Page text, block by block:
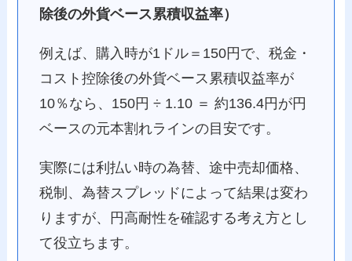
除後の外貨ベース累積収益率）
例えば、購入時が1ドル＝150円で、税金・
コスト控除後の外貨ベース累積収益率が
10％なら、150円 ÷ 1.10 ＝ 約136.4円が円
ベースの元本割れラインの目安です。
実際には利払い時の為替、途中売却価格、
税制、為替スプレッドによって結果は変わ
りますが、円高耐性を確認する考え方とし
て役立ちます。